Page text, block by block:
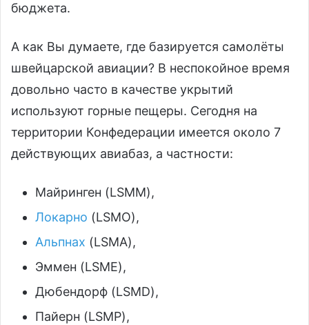
бюджета.
А как Вы думаете, где базируется самолёты
швейцарской авиации? В неспокойное время
довольно часто в качестве укрытий
используют горные пещеры. Сегодня на
территории Конфедерации имеется около 7
действующих авиабаз, а частности:
Майринген (LSMM),
Локарно (LSMO),
Альпнах (LSMA),
Эммен (LSME),
Дюбендорф (LSMD),
Пайерн (LSMP),